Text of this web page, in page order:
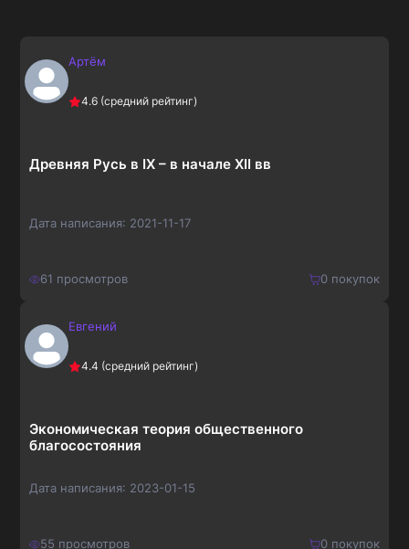
Артём
4.6 (средний рейтинг)
Древняя Русь в IX – в начале XII вв
Дата написания: 2021-11-17
61 просмотров 0покупок
210₽Евгений
4.4 (средний рейтинг)
Экономическая теория общественного
благосостояния
Дата написания: 2023-01-15
55 просмотров 0покупок